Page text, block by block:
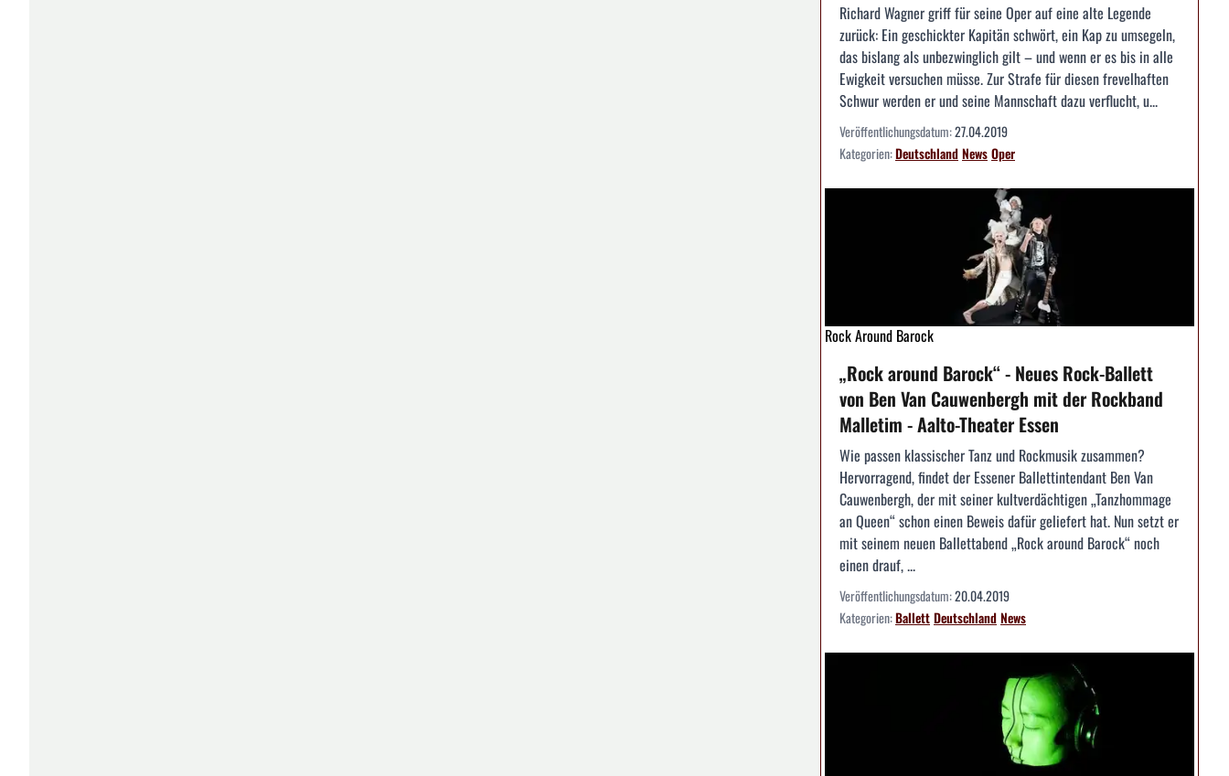
Richard Wagner griff für seine Oper auf eine alte Legende
zurück: Ein geschickter Kapitän schwört, ein Kap zu umsegeln,
das bislang als unbezwinglich gilt – und wenn er es bis in alle
Ewigkeit versuchen müsse. Zur Strafe für diesen frevelhaften
Schwur werden er und seine Mannschaft dazu verflucht, u...
Veröffentlichungsdatum:27.04.2019
Kategorien:DeutschlandNewsOper
Rock Around Barock
„Rock around Barock“ - Neues Rock-Ballett
von Ben Van Cauwenbergh mit der Rockband
Malletim - Aalto-Theater Essen
Wie passen klassischer Tanz und Rockmusik zusammen?
Hervorragend, findet der Essener Ballettintendant Ben Van
Cauwenbergh, der mit seiner kultverdächtigen „Tanzhommage
an Queen“ schon einen Beweis dafür geliefert hat. Nun setzt er
mit seinem neuen Ballettabend „Rock around Barock“ noch
einen drauf, ...
Veröffentlichungsdatum:20.04.2019
Kategorien:BallettDeutschlandNews